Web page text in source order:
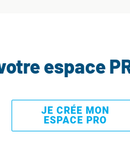
espace
JE CRÉE MON
ESPACE PRO